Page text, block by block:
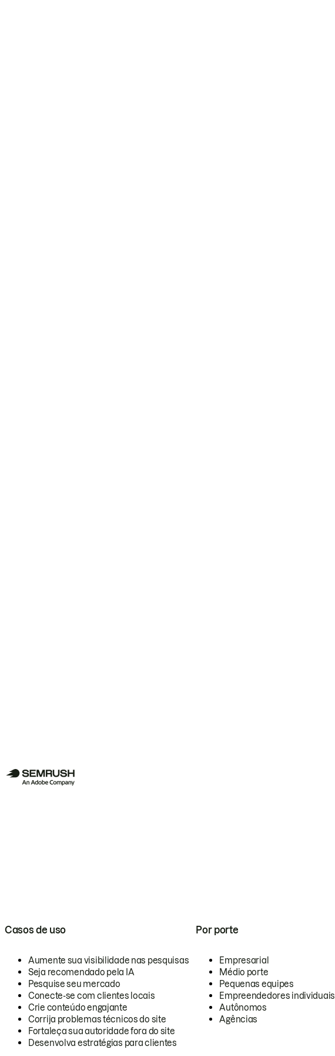
Casos de uso
Aumente sua visibilidade nas pesquisas
Seja recomendado pela IA
Pesquise seu mercado
Conecte-se com clientes locais
Crie conteúdo engajante
Corrija problemas técnicos do site
Fortaleça sua autoridade fora do site
Desenvolva estratégias para clientes
Por porte
Empresarial
Médio porte
Pequenas equipes
Empreendedores individuais
Autônomos
Agências